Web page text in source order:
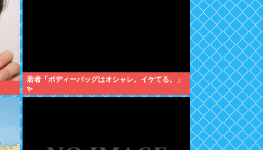
若者「ボディーバッグはオシャレ。イケてる。」
✨